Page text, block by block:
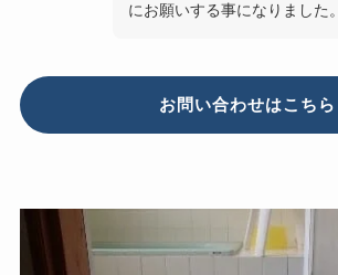
にお願いする事になりました。
お問い合わせはこちら